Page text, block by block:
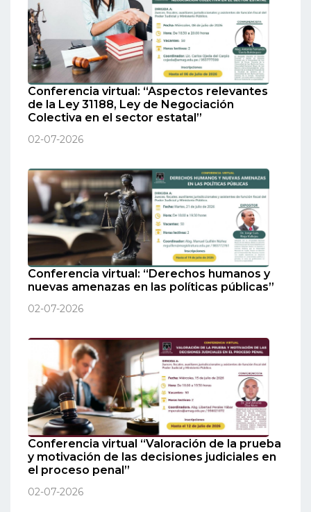
Conferencia virtual: “Aspectos relevantes
de la Ley 31188, Ley de Negociación
Colectiva en el sector estatal”
02-07-2026
Conferencia virtual: “Derechos humanos y
nuevas amenazas en las políticas públicas”
02-07-2026
Conferencia virtual “Valoración de la prueba
y motivación de las decisiones judiciales en
el proceso penal”
02-07-2026